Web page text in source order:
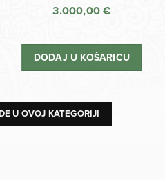
3.000,00€
DODAJ U KOŠARICU
U OVOJ KATEGORIJI